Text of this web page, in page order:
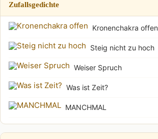
Zufallsgedichte
Kronenchakra offen
Steig nicht zu hoch
Weiser Spruch
Was ist Zeit?
MANCHMAL